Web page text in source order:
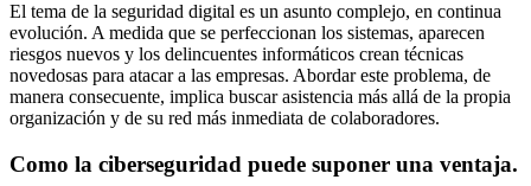
El tema de la seguridad digital es un asunto complejo, en continua
evolución. A medida que se perfeccionan los sistemas, aparecen
riesgos nuevos y los delincuentes informáticos crean técnicas
novedosas para atacar a las empresas. Abordar este problema, de
manera consecuente, implica buscar asistencia más allá de la propia
organización y de su red más inmediata de colaboradores.
Como la ciberseguridad puede suponer una ventaja.